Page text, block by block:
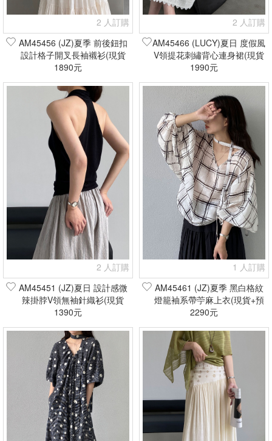
2 人訂購
AM45456 (JZ)夏季 前後鈕扣
設計格子開叉長袖襯衫(現貨
+預購)
1890元
2 人訂購
AM45466 (LUCY)夏日 度假風
V領提花刺繡背心連身裙(現貨
+預購)
1990元
2 人訂購
AM45451 (JZ)夏日 設計感微
辣掛脖V領無袖針織衫(現貨
+預購)
1390元
1 人訂購
AM45461 (JZ)夏季 黑白格紋
燈籠袖系帶苧麻上衣(現貨+預
購)
2290元